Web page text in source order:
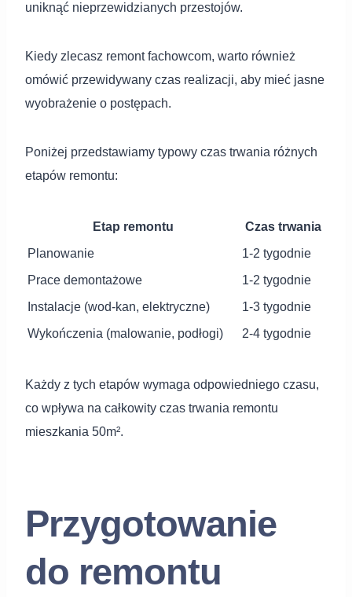
uniknąć nieprzewidzianych przestojów.
Kiedy zlecasz remont fachowcom, warto również
omówić przewidywany czas realizacji, aby mieć jasne
wyobrażenie o postępach.
Poniżej przedstawiamy typowy czas trwania różnych
etapów remontu:
Etap remontu
Czas trwania
Planowanie
1-2 tygodnie
Prace demontażowe
1-2 tygodnie
Instalacje (wod-kan, elektryczne)
1-3 tygodnie
Wykończenia (malowanie, podłogi)
2-4 tygodnie
Każdy z tych etapów wymaga odpowiedniego czasu,
co wpływa na całkowity czas trwania remontu
mieszkania 50m².
Przygotowanie
do remontu